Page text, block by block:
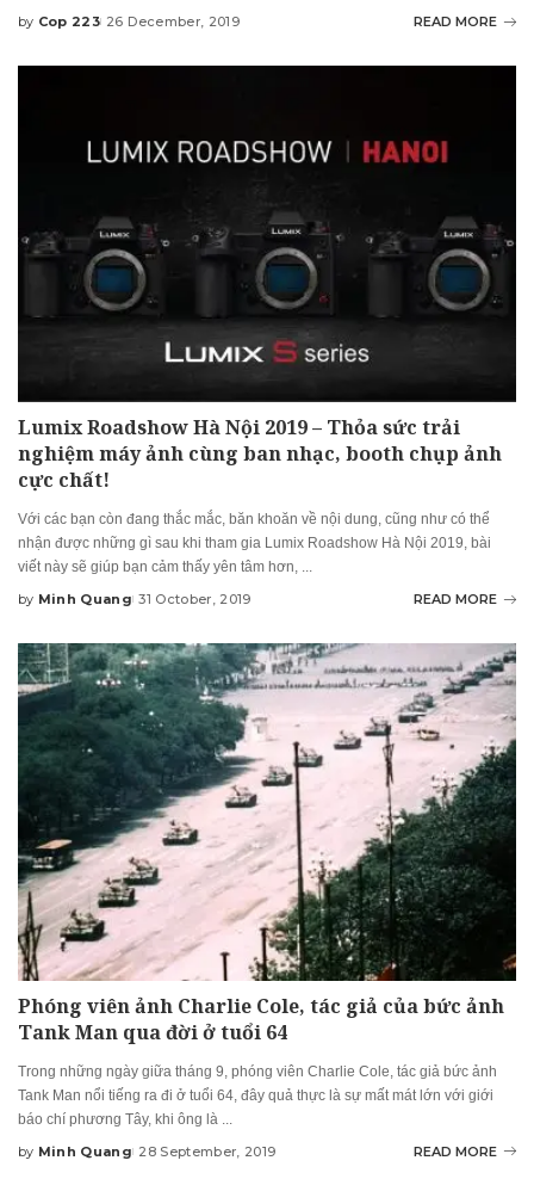
Posted
by Cop 223 26 December, 2019 READ MORE
Lumix Roadshow Hà Nội 2019 – Thỏa sức trải
nghiệm máy ảnh cùng ban nhạc, booth chụp ảnh
cực chất!
Với các bạn còn đang thắc mắc, băn khoăn về nội dung, cũng như có thể
nhận được những gì sau khi tham gia Lumix Roadshow Hà Nội 2019, bài
viết này sẽ giúp bạn cảm thấy yên tâm hơn, ...
Posted
by Minh Quang 31 October, 2019 READ MORE
Phóng viên ảnh Charlie Cole, tác giả của bức ảnh
Tank Man qua đời ở tuổi 64
Trong những ngày giữa tháng 9, phóng viên Charlie Cole, tác giả bức ảnh
Tank Man nổi tiếng ra đi ở tuổi 64, đây quả thực là sự mất mát lớn với giới
báo chí phương Tây, khi ông là ...
Posted
by Minh Quang 28 September, 2019 READ MORE